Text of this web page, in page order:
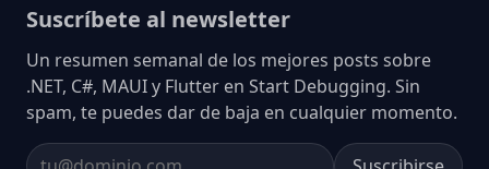
Suscríbete al newsletter
Un resumen semanal de los mejores posts sobre
.NET, C#, MAUI y Flutter en Start Debugging. Sin
spam, te puedes dar de baja en cualquier momento.